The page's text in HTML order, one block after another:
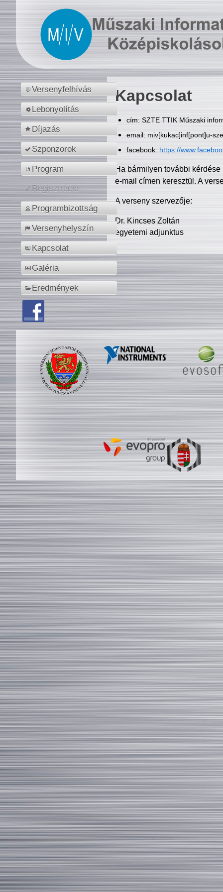
Versenyfelhívás
Lebonyolítás
Díjazás
Szponzorok
Program
Regisztráció
Programbizottság
Versenyhelyszín
Kapcsolat
Galéria
Eredmények
Kapcsolat
cím: SZTE TTIK Műszaki
email: miv[kukac]inf[pont]u-
facebook: https://
Ha bármilyen további
e-mail címen keresztül. A
A verseny szervezője:
Dr. Kincses Zoltán
egyetemi adjunktus